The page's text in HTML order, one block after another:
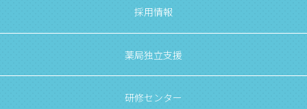
採用情報
薬局独立支援
研修センター